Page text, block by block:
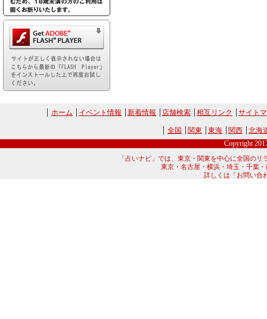
ホーム イベント情報 新着情報 店舗検索 相互リンク サイト
全国 関東 東海 関西
北海
Copyright
「占いナビ」では、東京・関東を中心に全国の
東京・名古屋・横浜・埼玉・千葉
詳しくは「お問い合